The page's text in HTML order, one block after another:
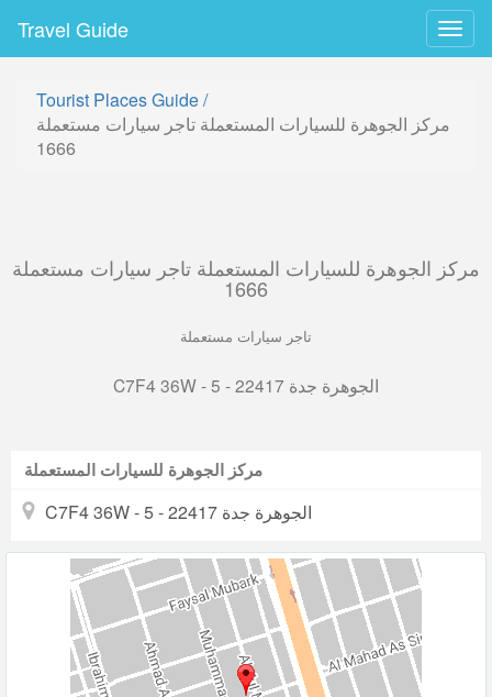
Travel Guide
Tourist Places Guide/
مركز الجوهرة للسيارات المستعملة تاجر سيارات مستعملة
1666
مركز الجوهرة للسيارات المستعملة تاجر سيارات مستعملة
1666
تاجر سيارات مستعملة
C7F4 36W - 5 - الجوهرة جدة 22417
مركز الجوهرة للسيارات المستعملة
C7F4 36W - 5 - الجوهرة جدة 22417